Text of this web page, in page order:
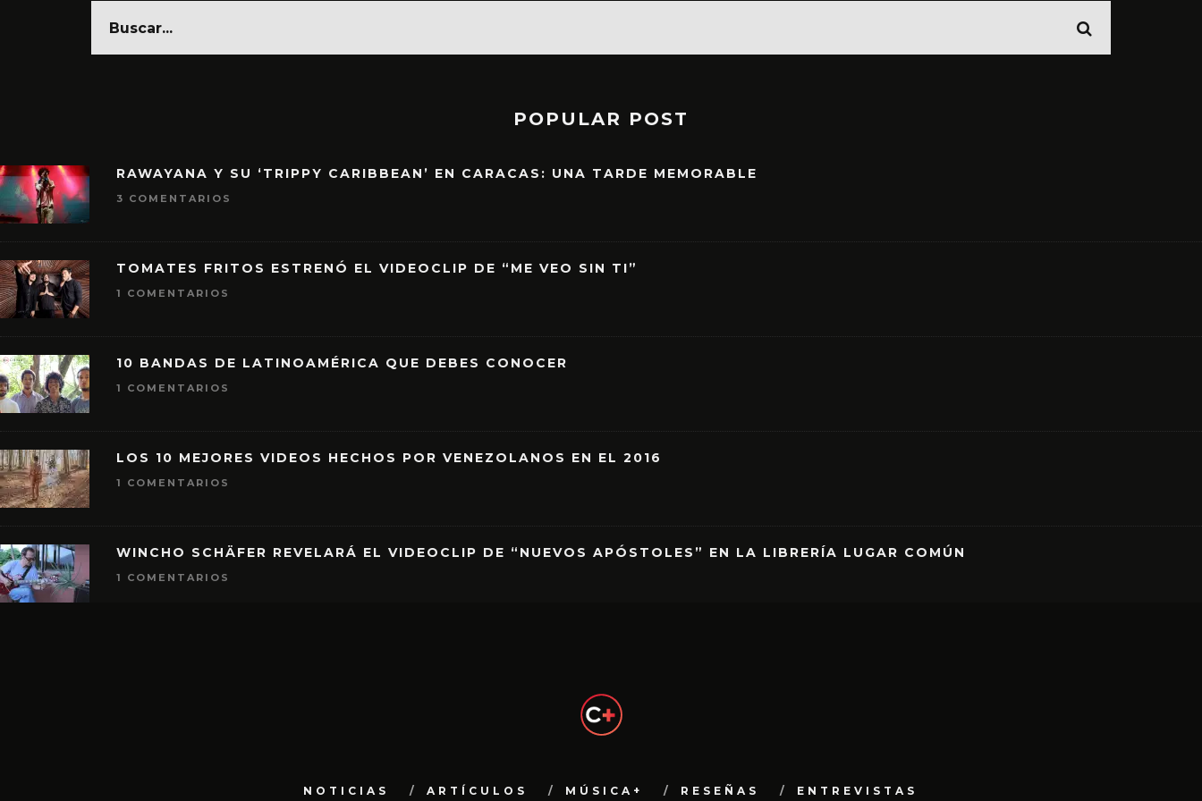
POPULAR POST
RAWAYANA Y SU ‘TRIPPY CARIBBEAN’ EN CARACAS: UNA TARDE MEMORABLE
3 COMENTARIOS
TOMATES FRITOS ESTRENÓ EL VIDEOCLIP DE “ME VEO SIN TI”
1 COMENTARIOS
10 BANDAS DE LATINOAMÉRICA QUE DEBES CONOCER
1 COMENTARIOS
LOS 10 MEJORES VIDEOS HECHOS POR VENEZOLANOS EN EL 2016
1 COMENTARIOS
WINCHO SCHÄFER REVELARÁ EL VIDEOCLIP DE “NUEVOS APÓSTOLES” EN LA LIBRERÍA LUGAR COMÚN
1 COMENTARIOS
NOTICIAS ARTÍCULOS MÚSICA+ RESEÑAS ENTREVISTAS